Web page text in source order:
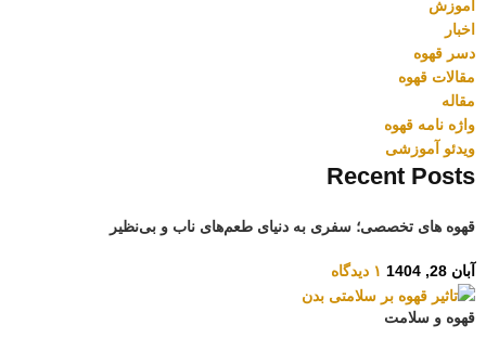
آموزش
اخبار
دسر قهوه
مقالات قهوه
مقاله
واژه نامه قهوه
ویدئو آموزشی
Recent Posts
قهوه های تخصصی؛ سفری به دنیای طعم‌های ناب و بی‌نظیر
آبان 28, 1404 ۱ دیدگاه
قهوه و سلامت